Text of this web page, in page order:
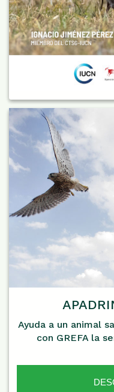
Ayuda a un animal
con GREFA la